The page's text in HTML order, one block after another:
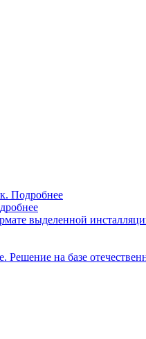
Подробнее
выделенной
на базе